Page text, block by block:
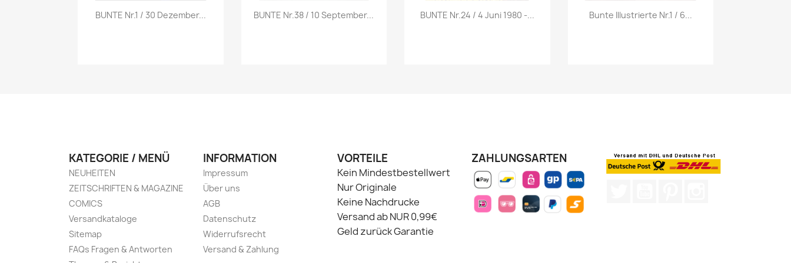
Vorschau
BUNTE Nr.1 / 30 Dezember... Vorschau
BUNTE Nr.38 / 10 September... Vorschau
BUNTE Nr.24 / 4 Juni 1980 -... Vorschau
Bunte Illustrierte Nr.1 / 6...
KATEGORIE / MENÜ
NEUHEITEN
ZEITSCHRIFTEN & MAGAZINE
COMICS
Versandkataloge
Sitemap
FAQs Fragen & Antworten
INFORMATION
Impressum
Über uns
AGB
Datenschutz
Widerrufsrecht
Versand & Zahlung
VORTEILE
Kein Mindestbestellwert
Nur Originale
Keine Nachdrucke
Versand ab NUR 0,99€
Geld zurück Garantie
ZAHLUNGSARTEN